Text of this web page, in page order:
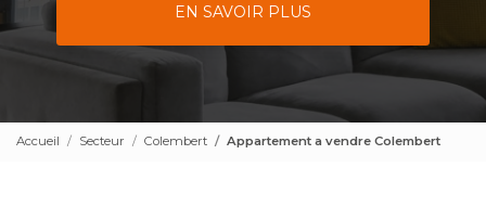
EN SAVOIR PLUS
Accueil Secteur Colembert Appartement a vendre Colembert